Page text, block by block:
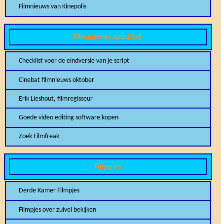
Filmnieuws van Kinepolis
Filmnieuws specifiek
Checklist voor de eindversie van je script
Cinebat filmnieuws oktober
Erik Lieshout, filmregisseur
Goede video editing software kopen
Zoek Filmfreak
Filmpjes
Derde Kamer Filmpjes
Filmpjes over zuivel bekijken